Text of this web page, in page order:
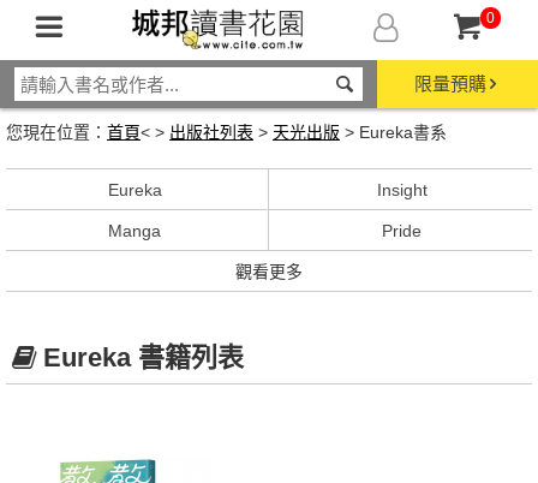
0
限量預購
您現在位置： 首頁< > 出版社列表 > 天光出版 > Eureka書系
Eureka Insight
Manga Pride
觀看更多
Eureka 書籍列表